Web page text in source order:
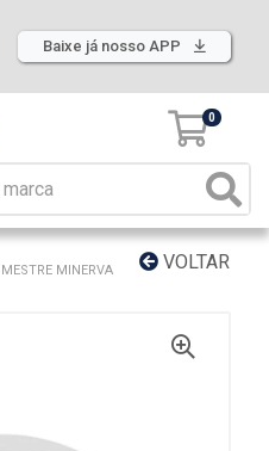
Baixe já nosso APP
0
VOLTAR
MINERVA